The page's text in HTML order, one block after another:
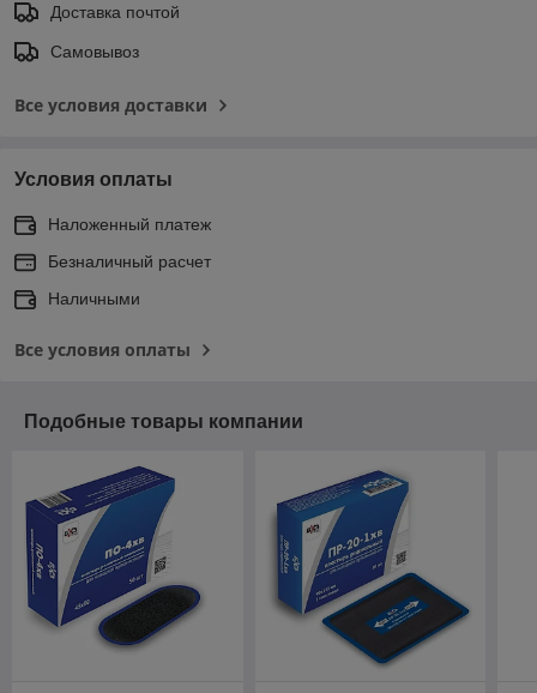
Доставка почтой
Самовывоз
Все условия доставки
Условия оплаты
Наложенный платеж
Безналичный расчет
Наличными
Все условия оплаты
Подобные товары компании